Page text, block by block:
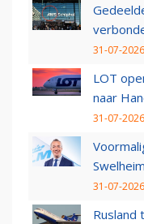
31-07-
LOT
naar
31-07-
31-07-
Rusland